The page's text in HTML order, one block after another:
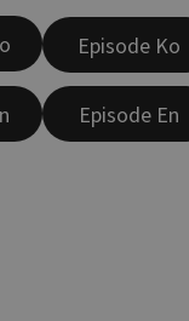
Episode Ko
Episode En